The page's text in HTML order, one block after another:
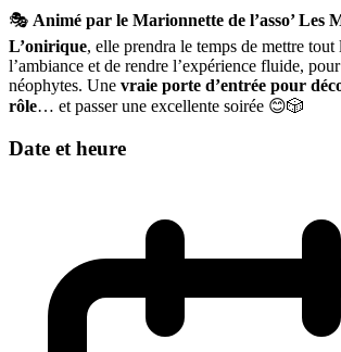
🎭 Animé par le Marionnette de l’asso’ Les
L’onirique, elle prendra le temps de mettre tout
l’ambiance et de rendre l’expérience fluide,
néophytes. Une vraie porte d’entrée pour
rôle… et passer une excellente soirée 😊🎲
Date et heure